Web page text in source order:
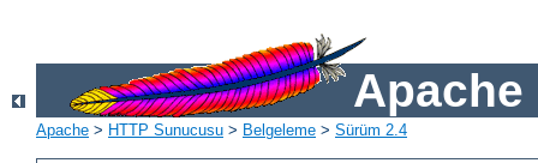
Apache
Apache > HTTP Sunucusu > Belgeleme > Sürüm 2.4